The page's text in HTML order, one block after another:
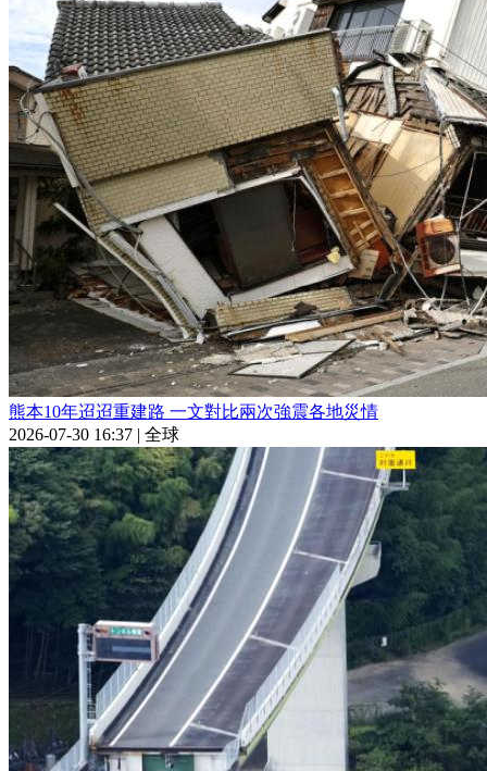
熊本10年迢迢重建路 一文對比兩次強震各地災情
2026-07-30 16:37 | 全球